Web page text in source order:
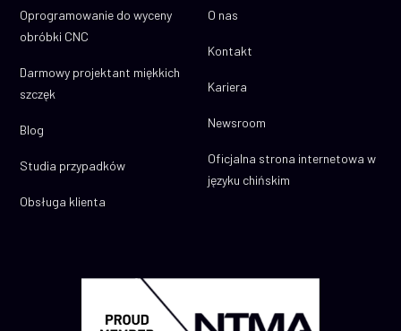
Oprogramowanie do wyceny
obróbki CNC
Darmowy projektant miękkich
szczęk
Blog
Studia przypadków
Obsługa klienta
O nas
Kontakt
Kariera
Newsroom
Oficjalna strona internetowa w
języku chińskim